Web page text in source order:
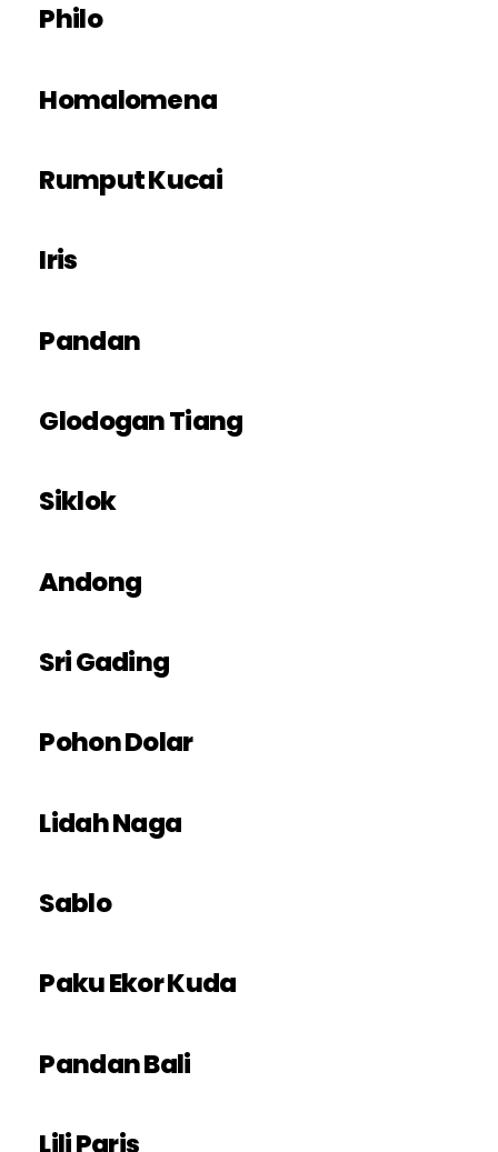
Philo
Homalomena
Rumput Kucai
Iris
Pandan
Glodogan Tiang
Siklok
Andong
Sri Gading
Pohon Dolar
Lidah Naga
Sablo
Paku Ekor Kuda
Pandan Bali
Lili Paris